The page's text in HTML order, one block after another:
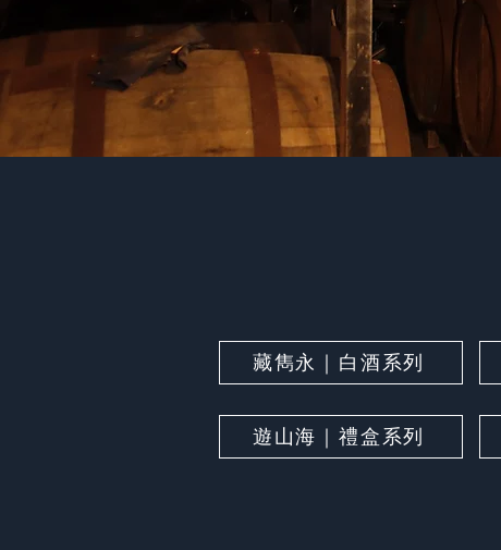
藏雋永｜白酒系列
遊山海｜禮盒系列